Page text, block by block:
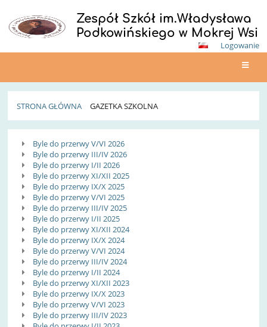
Zespół Szkół im.Władysława
Podkowińskiego w Mokrej Wsi
Logowanie
STRONA GŁÓWNA GAZETKA SZKOLNA
Gazetka
Szkolna
Byle do przerwy V/VI 2026
Byle do przerwy III/IV 2026
Byle do przerwy I/II 2026
Byle do przerwy XI/XII 2025
Byle do przerwy IX/X 2025
Byle do przerwy V/VI 2025
Byle do przerwy III/IV 2025
Byle do przerwy I/II 2025
Byle do przerwy XI/XII 2024
Byle do przerwy IX/X 2024
Byle do przerwy V/VI 2024
Byle do przerwy III/IV 2024
Byle do przerwy I/II 2024
Byle do przerwy XI/XII 2023
Byle do przerwy IX/X 2023
Byle do przerwy V/VI 2023
Byle do przerwy III/IV 2023